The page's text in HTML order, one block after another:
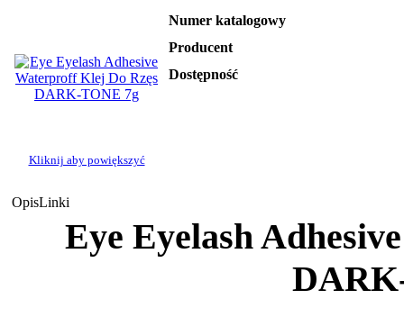
Kliknij aby powiększyć
Numer katalogowy
Producent
Dostępność
OpisLinki
Eye Eyelash